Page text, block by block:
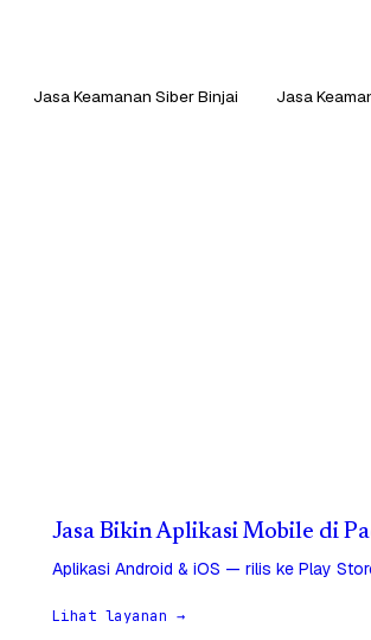
Jasa Keamanan Siber Binjai Jasa
Jasa Bikin Aplikasi Mobile di
Aplikasi Android & iOS — rilis ke Play
Lihat layanan →